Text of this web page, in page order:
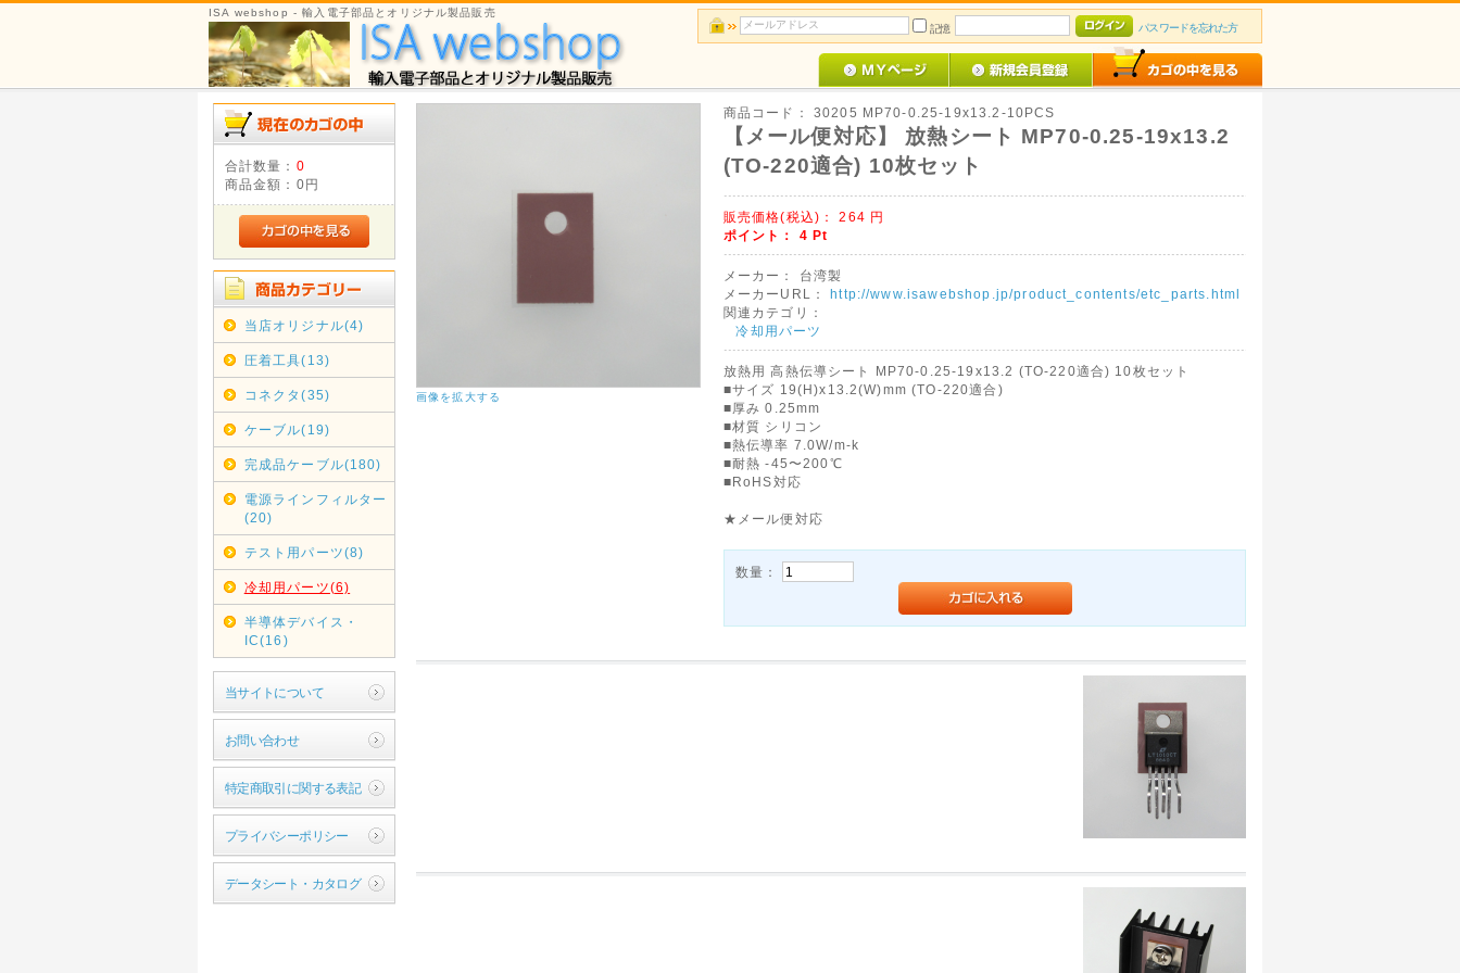
ISA webshop - 輸入電子部品とオリジナル製品販売
記憶
パスワードを忘れた方
合計数量： 0
商品金額： 0円
当店オリジナル(4)
圧着工具(13)
コネクタ(35)
ケーブル(19)
完成品ケーブル(180)
電源ラインフィルター
(20)
テスト用パーツ(8)
冷却用パーツ(6)
半導体デバイス・
IC(16)
当サイトについて
お問い合わせ
特定商取引に関する表記
プライバシーポリシー
データシート・カタログ
画像を拡大する
商品コード： 30205 MP70-0.25-19x13.2-10PCS
【メール便対応】 放熱シート MP70-0.25-19x13.2
(TO-220適合) 10枚セット
販売価格(税込)： 264 円
ポイント： 4 Pt
メーカー：
台湾製
メーカーURL：
http://www.isawebshop.jp/product_contents/etc_parts.html
関連カテゴリ：
冷却用パーツ
放熱用 高熱伝導シート MP70-0.25-19x13.2 (TO-220適合) 10枚セット
■サイズ 19(H)x13.2(W)mm (TO-220適合)
■厚み 0.25mm
■材質 シリコン
■熱伝導率 7.0W/m-k
■耐熱 -45〜200℃
■RoHS対応
★メール便対応
数量：